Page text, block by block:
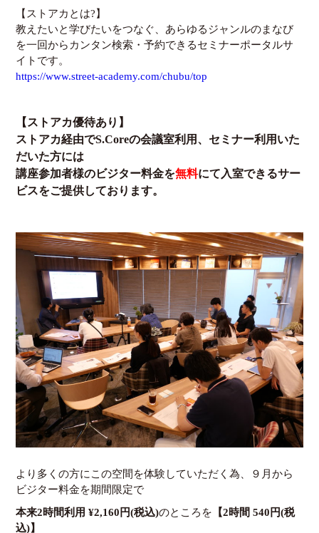
【ストアカとは?】
教えたいと学びたいをつなぐ、あらゆるジャンルのまなび
を一回からカンタン検索・予約できるセミナーポータルサ
イトです。
https://www.street-academy.com/chubu/top
【ストアカ優待あり】
ストアカ経由でS.Coreの会議室利用、セミナー利用いた
だいた方には
講座参加者様のビジター料金を無料にて入室できるサー
ビスをご提供しております。
より多くの方にこの空間を体験していただく為、９月から
ビジター料金を期間限定で
本来2時間利用 ¥2,160 円(税込)のところを 【2時間 540 円(税
込)】